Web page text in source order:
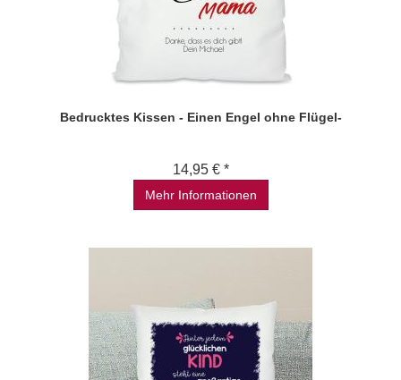
Bedrucktes Kissen - Einen Engel ohne Flügel-
14,95 € *
Mehr Informationen